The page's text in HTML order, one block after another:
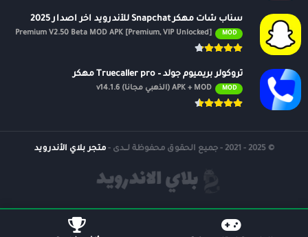
سناب شات مهكر Snapchat للأندرويد اخر اصدار 2025
MOD
Premium V2.50 Beta MOD APK [Premium, VIP Unlocked]
تروكولر بريميوم جولد – Truecaller pro مهكر
MOD APK + MOD (الذهبي مجانًا) v14.1.6
© 2025 - 2021 - جميع الحقوق محفوظة لــدى - متجر بلاي الأندرويد